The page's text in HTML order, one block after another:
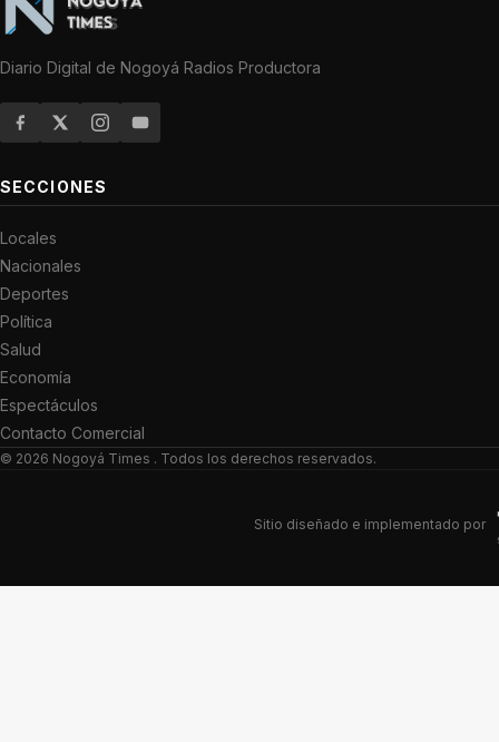
Diario Digital de Nogoyá Radios Productora
SECCIONES
Locales
Nacionales
Deportes
Política
Salud
Economía
Espectáculos
Contacto Comercial
© 2026 Nogoyá Times . Todos los derechos reservados.
Sitio diseñado e implementado por